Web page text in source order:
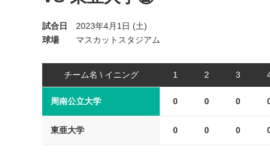
試合日
2023年4月1日 (土)
球場
マスカットスタジアム
チーム名 \ イニング 1 2 3
周南公立大学 0 0 0
東亜大学 0 0 0